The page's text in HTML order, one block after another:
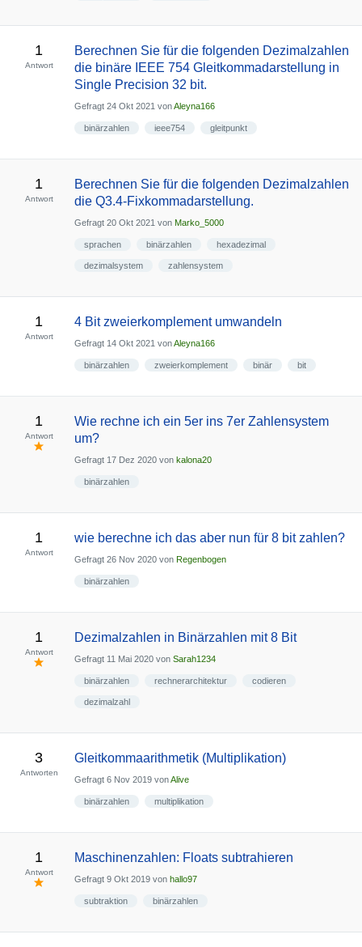
1
Antwort
Berechnen Sie für die folgenden Dezimalzahlen
die binäre IEEE 754 Gleitkommadarstellung in
Single Precision 32 bit.
Gefragt 24 Okt 2021 vonAleyna166
binärzahlen ieee754 gleitpunkt
1
Antwort
Berechnen Sie für die folgenden Dezimalzahlen
die Q3.4-Fixkommadarstellung.
Gefragt 20 Okt 2021 von Marko_5000
sprachen binärzahlen hexadezimal
dezimalsystem zahlensystem
1
Antwort
4 Bit zweierkomplement umwandeln
Gefragt 14 Okt 2021 vonAleyna166
binärzahlen zweierkomplement binär bit
1
Antwort
Wie rechne ich ein 5er ins 7er Zahlensystem
um?
Gefragt 17 Dez 2020 von kalona20
binärzahlen
1
Antwort
wie berechne ich das aber nun für 8 bit zahlen?
Gefragt 26 Nov 2020 von Regenbogen
binärzahlen
1
Antwort
Dezimalzahlen in Binärzahlen mit 8 Bit
Gefragt 11 Mai 2020 von Sarah1234
binärzahlen rechnerarchitektur codieren
dezimalzahl
3
Antworten
Gleitkommaarithmetik (Multiplikation)
Gefragt 6 Nov 2019 vonAlive
binärzahlen multiplikation
1
Antwort
Maschinenzahlen: Floats subtrahieren
Gefragt 9 Okt 2019 von hallo97
subtraktion binärzahlen